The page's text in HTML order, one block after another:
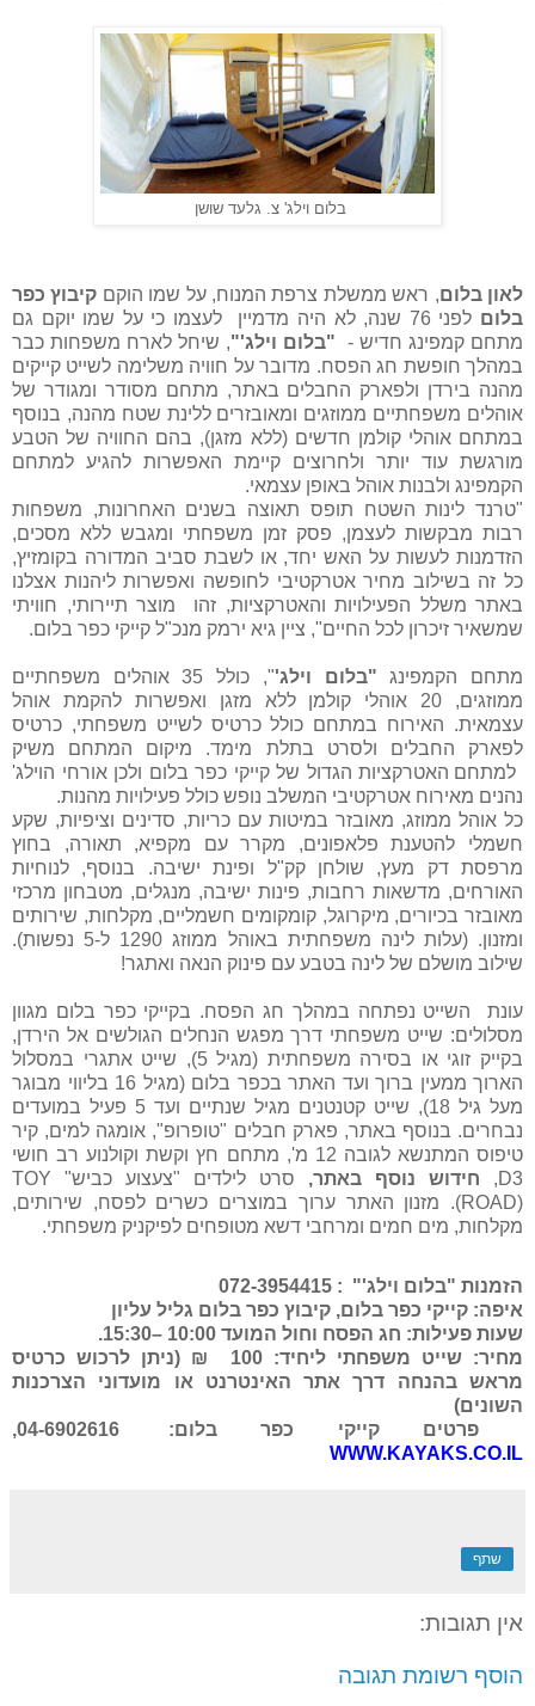
בלום וילג' צ. גלעד שושן
לאון בלום, ראש ממשלת צרפת המנוח, על שמו הוקם קיבוץ כפר
בלום לפני 76 שנה, לא היה מדמיין
לעצמו כי על שמו יוקם גם
מתחם קמפינג חדיש -
"בלום וילג'", שיחל לארח משפחות כבר
במהלך חופשת חג הפסח. מדובר על חוויה משלימה לשייט קייקים
מהנה בירדן ולפארק החבלים באתר, מתחם מסודר ומגודר של
אוהלים משפחתיים ממוזגים ומאובזרים ללינת שטח מהנה, בנוסף
במתחם אוהלי קולמן חדשים (ללא מזגן), בהם החוויה של הטבע
מורגשת עוד יותר ולחרוצים קיימת האפשרות להגיע למתחם
הקמפינג ולבנות אוהל באופן עצמאי.
"טרנד לינות השטח תופס תאוצה בשנים האחרונות, משפחות
רבות מבקשות לעצמן, פסק זמן משפחתי ומגבש ללא מסכים,
הזדמנות לעשות על האש יחד, או לשבת סביב המדורה בקומזיץ,
כל זה בשילוב מחיר אטרקטיבי לחופשה ואפשרות ליהנות אצלנו
באתר משלל הפעילויות והאטרקציות, זהו
מוצר תיירותי, חוויתי
שמשאיר זיכרון לכל החיים", ציין גיא ירמק מנכ"ל קייקי כפר בלום.
מתחם הקמפינג "בלום וילג'
", כולל 35 אוהלים משפחתיים
ממוזגים, 20 אוהלי קולמן ללא מזגן ואפשרות להקמת אוהל
עצמאית. האירוח במתחם כולל כרטיס לשייט משפחתי, כרטיס
לפארק החבלים ולסרט בתלת מימד. מיקום המתחם משיק
למתחם האטרקציות הגדול של קייקי כפר בלום ולכן אורחי הוילג'
נהנים מאירוח אטרקטיבי המשלב נופש כולל פעילויות מהנות.
כל אוהל ממוזג, מאובזר במיטות עם כריות, סדינים וציפיות, שקע
חשמלי להטענת פלאפונים, מקרר עם מקפיא, תאורה, בחוץ
מרפסת דק מעץ, שולחן קק"ל ופינת ישיבה. בנוסף, לנוחיות
האורחים, מדשאות רחבות, פינות ישיבה, מנגלים, מטבחון מרכזי
מאובזר בכיורים, מיקרוגל, קומקומים חשמליים, מקלחות, שירותים
ומזנון. (עלות לינה משפחתית באוהל ממוזג 1290 ל-5 נפשות).
שילוב מושלם של לינה בטבע עם פינוק הנאה ואתגר!
עונת
השייט נפתחה במהלך חג הפסח. בקייקי כפר בלום מגוון
מסלולים: שייט משפחתי דרך מפגש הנחלים הגולשים אל הירדן,
בקייק זוגי או בסירה משפחתית (מגיל 5), שייט אתגרי במסלול
הארוך ממעין ברוך ועד האתר בכפר בלום (מגיל 16 בליווי מבוגר
מעל גיל 18), שייט קטנטנים מגיל שנתיים ועד 5 פעיל במועדים
נבחרים. בנוסף באתר, פארק חבלים "טופרופ", אומגה למים, קיר
טיפוס המתנשא לגובה 12 מ', מתחם חץ וקשת וקולנוע רב חושי
D3
, חידוש נוסף באתר, סרט לילדים "צעצוע כביש" TOY
ROAD)). מזנון האתר ערוך במוצרים כשרים לפסח, שירותים,
מקלחות, מים חמים ומרחבי דשא מטופחים לפיקניק משפחתי.
הזמנות "בלום וילג'" : 072-3954415
איפה: קייקי כפר בלום, קיבוץ כפר בלום גליל עליון
שעות פעילות: חג הפסח וחול המועד 10:00 –15:30.
מחיר: שייט משפחתי ליחיד: 100
₪ (ניתן לרכוש כרטיס
מראש בהנחה דרך אתר האינטרנט או מועדוני הצרכנות
השונים)
פרטים קייקי כפר בלום:
04-6902616
,
WWW.KAYAKS.CO.IL
שתף
אין תגובות:
הוסף רשומת תגובה